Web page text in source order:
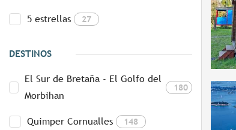
5 estrellas 27
DESTINOS
El Sur de Bretaña - El Golfo del
Morbihan
180
Quimper Cornualles 148